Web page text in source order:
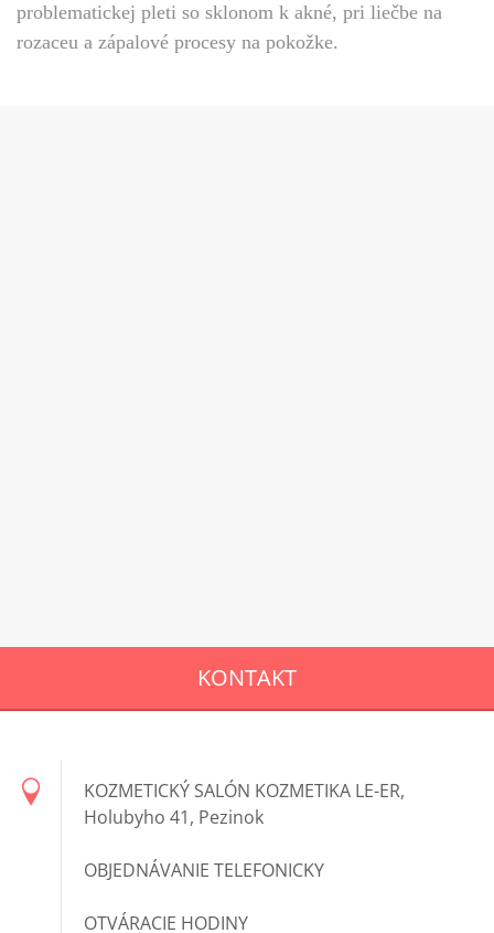
problematickej pleti so sklonom k akné, pri liečbe na
rozaceu a zápalové procesy na pokožke.
KONTAKT
KOZMETICKÝ SALÓN KOZMETIKA LE-ER,
Holubyho 41, Pezinok
OBJEDNÁVANIE TELEFONICKY
OTVÁRACIE HODINY